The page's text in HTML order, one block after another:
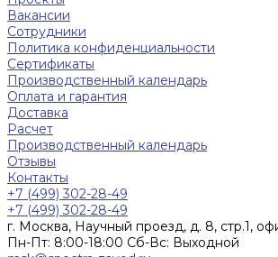
Вакансии
Сотрудники
Политика конфиденциальности
Сертификаты
Производственный календарь
Оплата и гарантия
Доставка
Расчет
Производственный календарь
Отзывы
Контакты
+7 (499) 302-28-49
+7 (499) 302-28-49
г. Москва, Научный проезд, д. 8, стр.1,
Пн-Пт: 8:00-18:00 Cб-Вс: Выходной